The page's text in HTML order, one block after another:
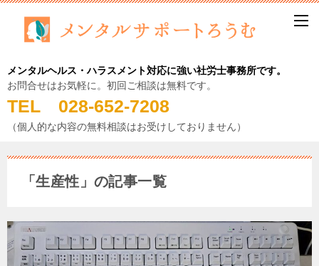
メンタルヘルス・ハラスメント対応に強い社労士事務所です。
お問合せはお気軽に。初回ご相談は無料です。
TEL 028-652-7208
（個人的な内容の無料相談はお受けしておりません）
「生産性」の記事一覧